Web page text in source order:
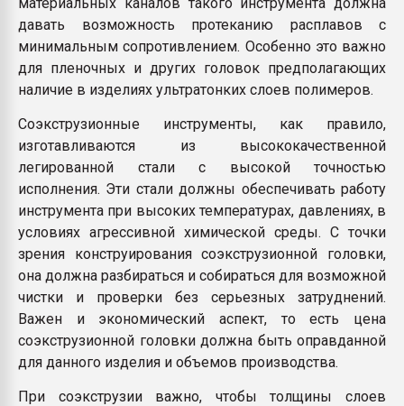
давать возможность протеканию расплавов с
минимальным сопротивлением. Особенно это важно
для пленочных и других головок предполагающих
наличие в изделиях ультратонких слоев полимеров.
Соэкструзионные инструменты, как правило,
изготавливаются из высококачественной
легированной стали с высокой точностью
исполнения. Эти стали должны обеспечивать работу
инструмента при высоких температурах, давлениях, в
условиях агрессивной химической среды. С точки
зрения конструирования соэкструзионной головки,
она должна разбираться и собираться для возможной
чистки и проверки без серьезных затруднений.
Важен и экономический аспект, то есть цена
соэкструзионной головки должна быть оправданной
для данного изделия и объемов производства.
При соэкструзии важно, чтобы толщины слоев